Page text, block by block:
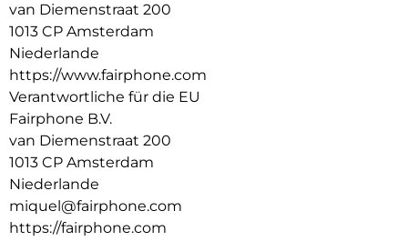
van Diemenstraat 200
1013 CP Amsterdam
Niederlande
https://www.fairphone.com
Verantwortliche für die EU
Fairphone B.V.
van Diemenstraat 200
1013 CP Amsterdam
Niederlande
miquel@fairphone.com
https://fairphone.com